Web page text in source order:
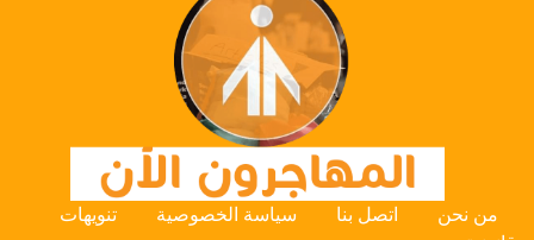
من نحن اتصل بنا سياسة الخصوصية
تنويهات